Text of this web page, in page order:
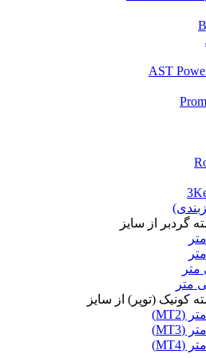
گردبر از سایز
کونیک (توپر) از سایز